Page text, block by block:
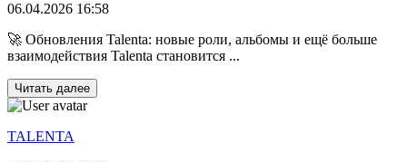
06.04.2026 16:58
🚀 Обновления Talenta: новые роли, альбомы и ещё больше
взаимодействия Talenta становится ...
Читать далее
TALENTA